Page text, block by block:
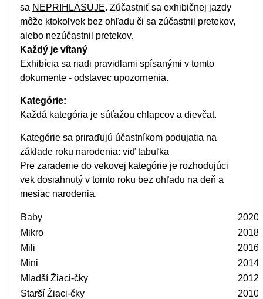
sa NEPRIHLASUJE. Zúčastniť sa exhibičnej jazdy
môže ktokoľvek bez ohľadu či sa zúčastnil pretekov,
alebo nezúčastnil pretekov.
Každý je vítaný
Exhibícia sa riadi pravidlami spísanými v tomto
dokumente - odstavec upozornenia.
Kategórie:
Každá kategória je súťažou chlapcov a dievčat.
Kategórie sa priraďujú účastníkom podujatia na
základe roku narodenia: viď tabuľka
Pre zaradenie do vekovej kategórie je rozhodujúci
vek dosiahnutý v tomto roku bez ohľadu na deň a
mesiac narodenia.
Baby
2020
Mikro
2018
Mili
2016
Mini
2014
Mladší Žiaci-čky
2012
Starší Žiaci-čky
2010